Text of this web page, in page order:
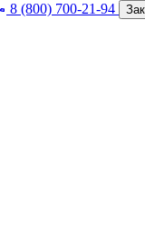
8 (800) 700-21-94